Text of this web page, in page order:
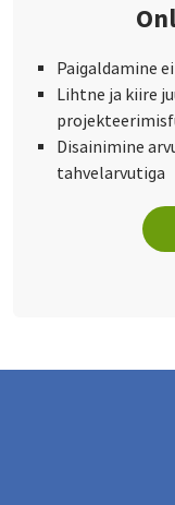
Paigaldamine
Lihtne ja kiire
Disainimine
tahvelarvutiga